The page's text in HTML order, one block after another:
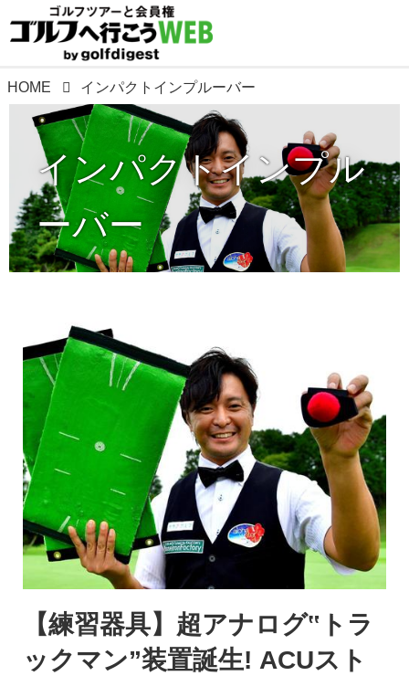
HOME インパクトインプルーバー
インパクトインプル
ーバー
【練習器具】超アナログ‟トラ
ックマン”装置誕生! ACUスト